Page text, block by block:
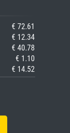
€ 72.61
€ 12.34
€ 40.78
€ 1.10
€ 14.52